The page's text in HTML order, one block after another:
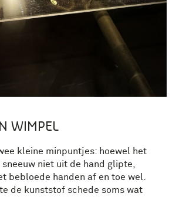
WIMPEL
kleine minpuntjes: hoewel het
niet uit de hand glipte,
bebloede handen af en toe wel.
de kunststof schede soms wat